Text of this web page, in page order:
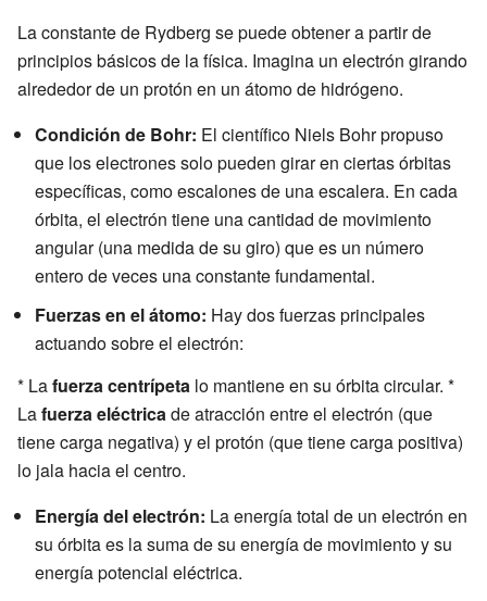
La constante de Rydberg se puede obtener a partir de
principios básicos de la física. Imagina un electrón girando
alrededor de un protón en un átomo de hidrógeno.
Condición de Bohr: El científico Niels Bohr propuso
que los electrones solo pueden girar en ciertas órbitas
específicas, como escalones de una escalera. En cada
órbita, el electrón tiene una cantidad de movimiento
angular (una medida de su giro) que es un número
entero de veces una constante fundamental.
Fuerzas en el átomo: Hay dos fuerzas principales
actuando sobre el electrón:
* Lafuerza centrípeta lo mantiene en su órbita circular. *
Lafuerza eléctricade atracción entre el electrón (que
tiene carga negativa) y el protón (que tiene carga positiva)
lo jala hacia el centro.
Energía del electrón: La energía total de un electrón en
su órbita es la suma de su energía de movimiento y su
energía potencial eléctrica.